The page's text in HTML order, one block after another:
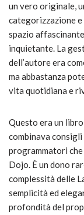
un vero originale,
categorizzazione e
spazio
inquietante. La
dell’autore era
ma abbastanza
vita quotidiana e
Questo era un
combinava
programmatori
Dojo. È un dono
complessità delle
semplicità ed
profondità del